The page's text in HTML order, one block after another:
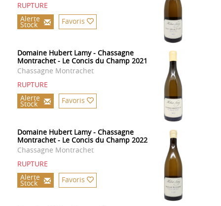
RUPTURE
Alerte
Stock Favoris
Domaine Hubert Lamy - Chassagne
Montrachet - Le Concis du Champ 2021
Chassagne Montrachet
RUPTURE
Alerte
Stock Favoris
Domaine Hubert Lamy - Chassagne
Montrachet - Le Concis du Champ 2022
Chassagne Montrachet
RUPTURE
Alerte
Stock Favoris